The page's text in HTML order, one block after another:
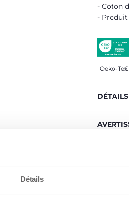
Détails
Coton
Produit
Oeko-Tex
Coton
sur le